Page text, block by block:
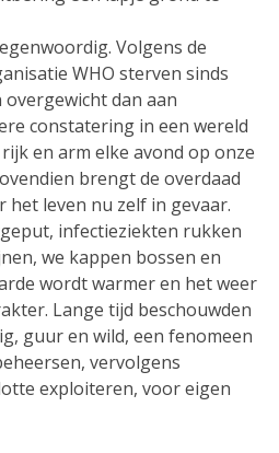
Volgens de
WHO sterven sinds
overgewicht dan aan
constatering in een wereld
en arm elke avond op onze
brengt de overdaad
het leven nu zelf in gevaar.
infectieziekten rukken
we kappen bossen en
wordt warmer en het weer
Lange tijd beschouwden
guur en wild, een fenomeen
vervolgens
exploiteren, voor eigen